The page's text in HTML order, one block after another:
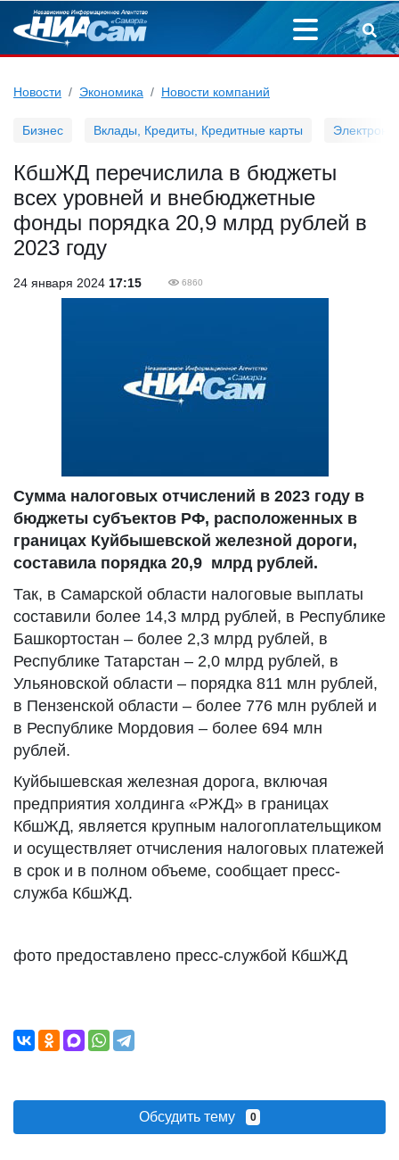
Новости Экономика Новости компаний
Бизнес Вклады, Кредиты, Кредитные карты
КбшЖД перечислила в бюджеты
всех уровней и внебюджетные
фонды порядка 20,9 млрд рублей в
2023 году
24 января 2024 17:15 6860
Сумма налоговых отчислений в 2023 году в
бюджеты субъектов РФ, расположенных в
границах Куйбышевской железной дороги,
составила порядка 20,9 млрд рублей.
Так, в Самарской области налоговые выплаты
составили более 14,3 млрд рублей, в Республике
Башкортостан – более 2,3 млрд рублей, в
Республике Татарстан – 2,0 млрд рублей, в
Ульяновской области – порядка 811 млн рублей,
в Пензенской области – более 776 млн рублей и
в Республике Мордовия – более 694 млн
рублей.
Куйбышевская железная дорога, включая
предприятия холдинга «РЖД» в границах
КбшЖД, является крупным налогоплательщиком
и осуществляет отчисления налоговых платежей
в срок и в полном объеме, сообщает пресс-
служба КбшЖД.
фото предоставлено пресс-службой КбшЖД
Обсудить тему 0